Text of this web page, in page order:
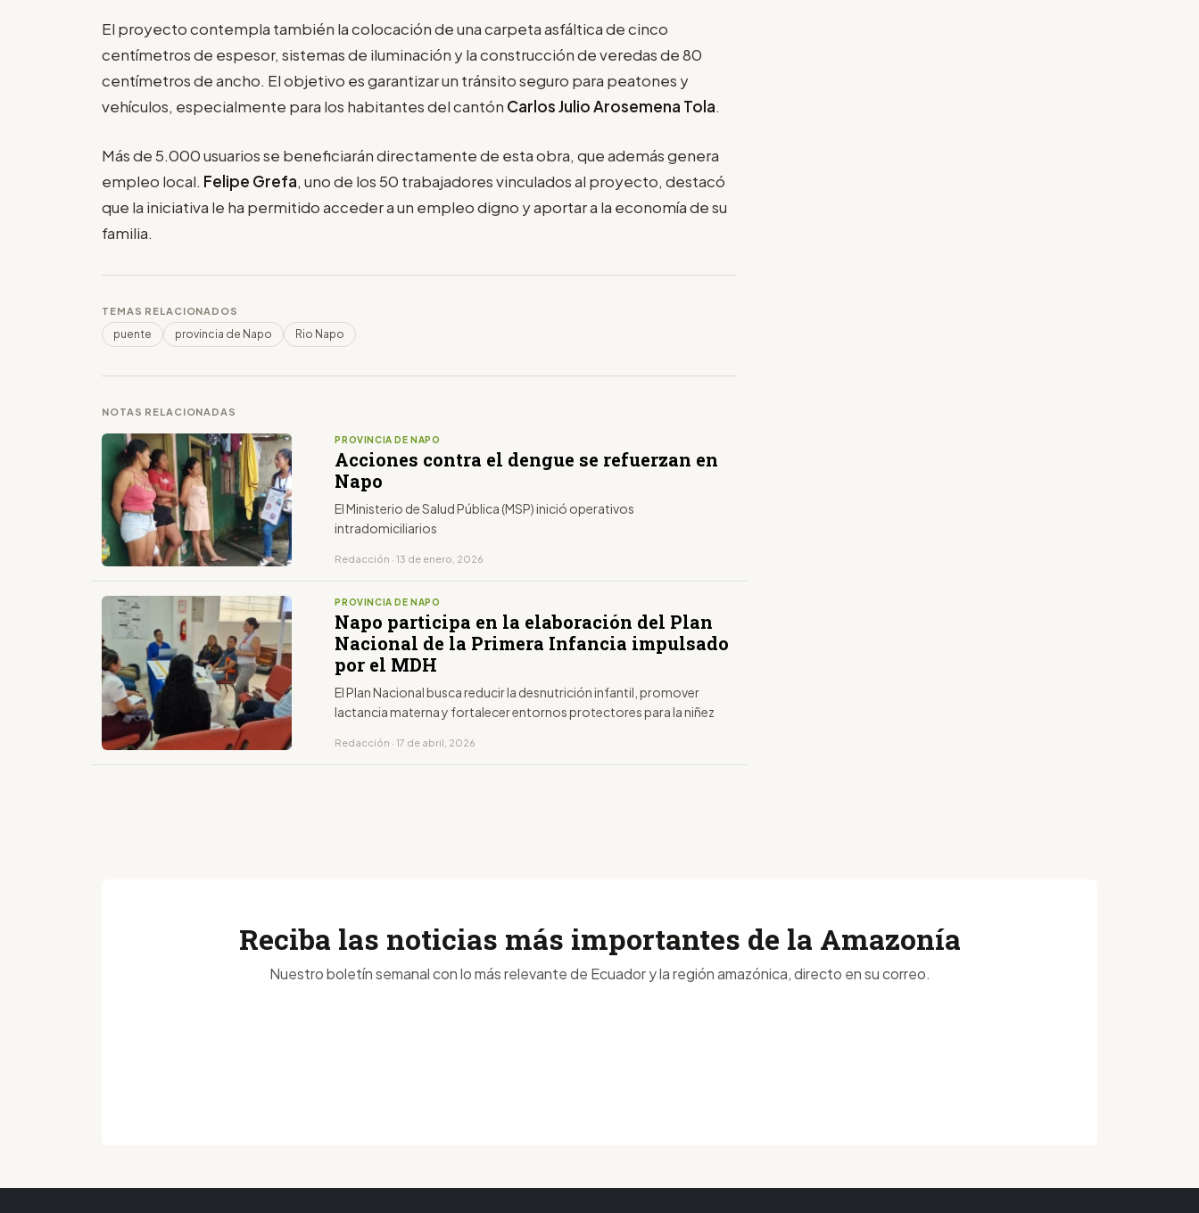
El proyecto contempla también la colocación de una carpeta asfáltica de cinco
centímetros de espesor, sistemas de iluminación y la construcción de veredas de 80
centímetros de ancho. El objetivo es garantizar un tránsito seguro para peatones y
vehículos, especialmente para los habitantes del cantón Carlos Julio Arosemena Tola.
Más de 5.000 usuarios se beneficiarán directamente de esta obra, que además genera
empleo local. Felipe Grefa, uno de los 50 trabajadores vinculados al proyecto, destacó
que la iniciativa le ha permitido acceder a un empleo digno y aportar a la economía de su
familia.
TEMAS RELACIONADOS
puente provincia de Napo Rio Napo
NOTAS RELACIONADAS
PROVINCIA DE NAPO
Acciones contra el dengue se refuerzan en
Napo
El Ministerio de Salud Pública (MSP) inició operativos
intradomiciliarios
Redacción · 13 de enero, 2026
PROVINCIA DE NAPO
Napo participa en la elaboración del Plan
Nacional de la Primera Infancia impulsado
por el MDH
El Plan Nacional busca reducir la desnutrición infantil, promover
lactancia materna y fortalecer entornos protectores para la niñez
Redacción · 17 de abril, 2026
Reciba las noticias más importantes de la Amazonía
Nuestro boletín semanal con lo más relevante de Ecuador y la región amazónica, directo en su correo.